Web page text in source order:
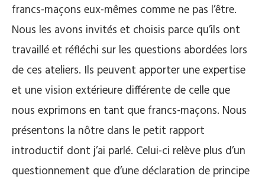
francs-maçons eux-mêmes comme ne pas l’être.
Nous les avons invités et choisis parce qu’ils ont
travaillé et réfléchi sur les questions abordées lors
de ces ateliers. Ils peuvent apporter une expertise
et une vision extérieure différente de celle que
nous exprimons en tant que francs-maçons. Nous
présentons la nôtre dans le petit rapport
introductif dont j’ai parlé. Celui-ci relève plus d’un
questionnement que d’une déclaration de principe